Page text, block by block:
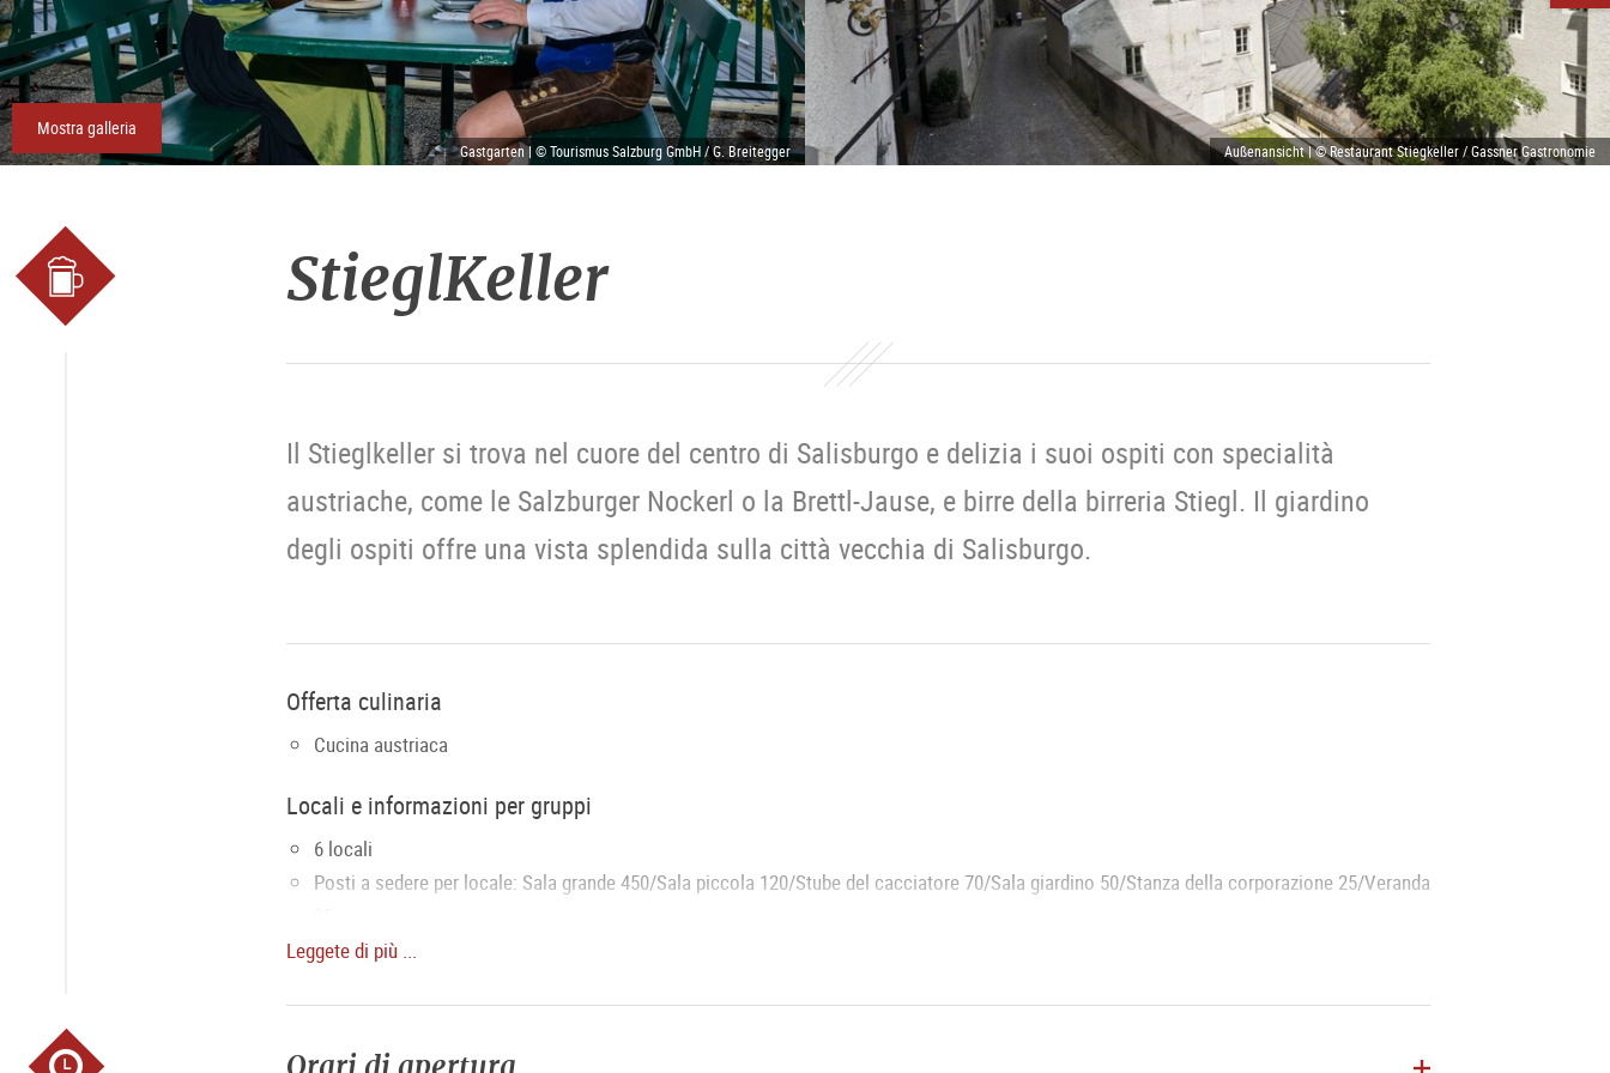
Gastgarten | © Tourismus Salzburg GmbH / G. Breitegger
Mostra galleria
Außenansicht | © Restaurant Stiegkeller / Gassner Gastronomie
StieglKeller
Il Stieglkeller si trova nel cuore del centro di Salisburgo e delizia i suoi ospiti con specialità
austriache, come le Salzburger Nockerl o la Brettl-Jause, e birre della birreria Stiegl. Il giardino
degli ospiti offre una vista splendida sulla città vecchia di Salisburgo.
Offerta culinaria
Cucina austriaca
Locali e informazioni per gruppi
6 locali
Posti a sedere per locale: Sala grande 450/Sala piccola 120/Stube del cacciatore 70/Sala giardino 50/Stanza della corporazione 25/Veranda
Posti a sedere terrazze: 200/200
Leggete di più ...